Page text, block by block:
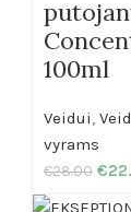
100ml
Veidui,
vyrams
€28.00 €